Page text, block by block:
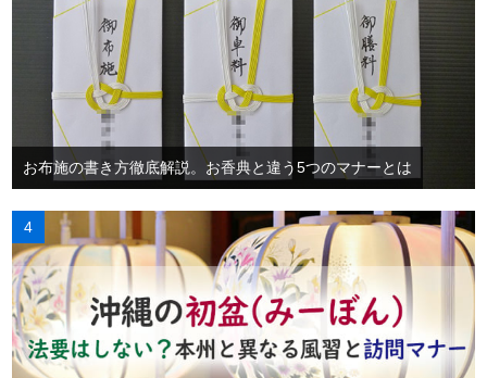
お布施の書き方徹底解説。お香典と違う5つのマナーとは